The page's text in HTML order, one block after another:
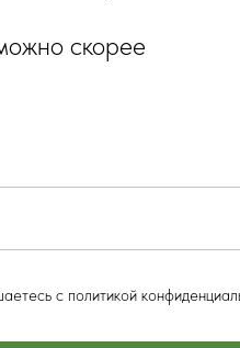
скорее
c политикой